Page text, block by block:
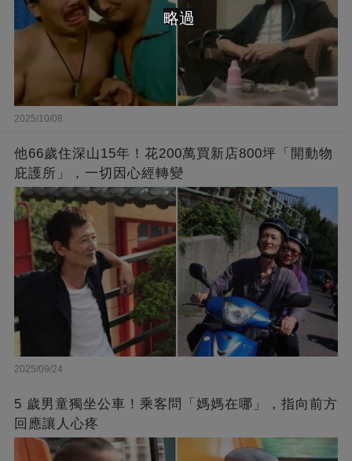
2025/10/08
他66歲住深山15年！花200萬買新店800坪「開動物
庇護所」，一切因心經轉變
2025/09/24
5 歲男童獨坐公車！乘客問「媽媽在哪」，指向前方
回應讓人心疼
略過